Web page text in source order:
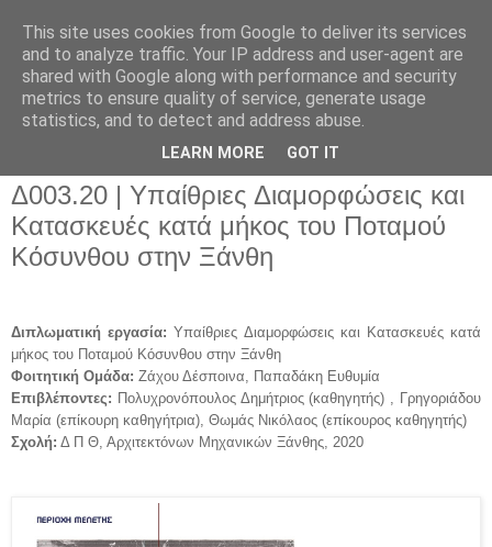
Δ003.20 | Υπαίθριες Διαμορφώσεις και
Κατασκευές κατά μήκος του Ποταμού
Κόσυνθου στην Ξάνθη
Διπλωματική εργασία: Υπαίθριες Διαμορφώσεις και Κατασκευές κατά
μήκος του Ποταμού Κόσυνθου στην Ξάνθη
Φοιτητική Ομάδα: Ζάχου Δέσποινα, Παπαδάκη Ευθυμία
Επιβλέποντες: Πολυχρονόπουλος Δημήτριος (καθηγητής) , Γρηγοριάδου
Μαρία (επίκουρη καθηγήτρια), Θωμάς Νικόλαος (επίκουρος καθηγητής)
Σχολή: Δ Π Θ, Αρχιτεκτόνων Μηχανικών Ξάνθης, 2020
This site uses cookies from Google to deliver its services
and to analyze traffic. Your IP address and user-agent are
shared with Google along with performance and security
metrics to ensure quality of service, generate usage
statistics, and to detect and address abuse.
LEARN MORE GOT IT